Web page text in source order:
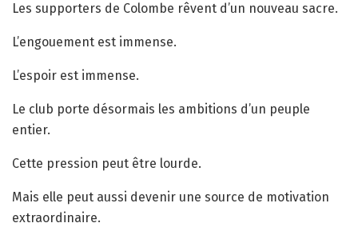
Les supporters de Colombe rêvent d’un nouveau sacre.
L’engouement est immense.
L’espoir est immense.
Le club porte désormais les ambitions d’un peuple
entier.
Cette pression peut être lourde.
Mais elle peut aussi devenir une source de motivation
extraordinaire.